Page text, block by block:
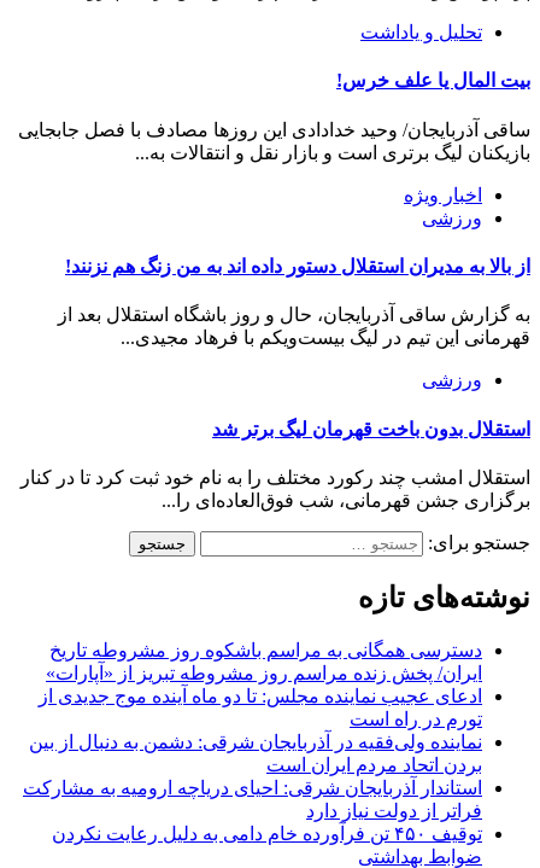
تحلیل و یاداشت
بیت المال یا علف خرس!
ساقی آذربایجان/ وحید خدادادی این روزها مصادف با فصل جابجایی
بازیکنان لیگ برتری است و بازار نقل و انتقالات به...
اخبار ویژه
ورزشی
از بالا به مدیران استقلال دستور داده اند به من زنگ هم نزنند!
به گزارش ساقی آذربایجان، حال و روز باشگاه استقلال بعد از
قهرمانی این تیم در لیگ بیست‌و‌یکم با فرهاد مجیدی...
ورزشی
استقلال بدون باخت قهرمان لیگ برتر شد
استقلال امشب چند رکورد مختلف را به نام خود ثبت کرد تا در کنار
برگزاری جشن قهرمانی، شب فوق‌العاده‌ای را...
جستجو برای:
نوشته‌های تازه
دسترسی همگانی به مراسم باشکوه روز مشروطه تاریخ
ایران/ پخش زنده مراسم روز مشروطه تبریز از «آپارات»
ادعای عجیب نماینده مجلس: تا دو ماه آینده موج جدیدی از
تورم در راه است
نماینده ولی‌فقیه در آذربایجان شرقی: دشمن به دنبال از بین
بردن اتحاد مردم ایران است
استاندار آذربایجان شرقی: احیای دریاچه ارومیه به مشارکت
فراتر از دولت نیاز دارد
توقیف ۴۵۰ تن فرآورده خام دامی به دلیل رعایت نکردن
ضوابط بهداشتی